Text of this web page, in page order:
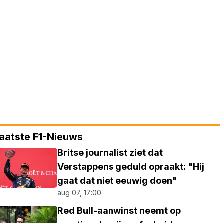
F1-Nieuws
Britse journalist ziet dat
Verstappens geduld opraakt: "Hij
gaat dat niet eeuwig doen"
aug 07, 17:00
Red Bull-aanwinst neemt op